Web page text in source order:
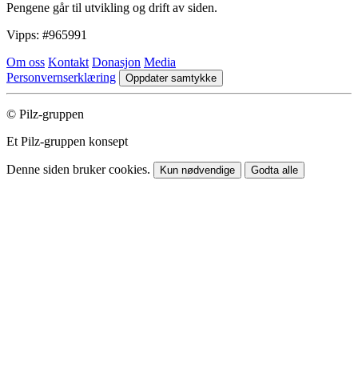
Pengene går til utvikling og drift av siden.
Vipps: #965991
Om oss Kontakt Donasjon Media
Personvernserklæring
Oppdater samtykke
© Pilz-gruppen
Et Pilz-gruppen konsept
Denne siden bruker cookies. Kun nødvendige Godta alle